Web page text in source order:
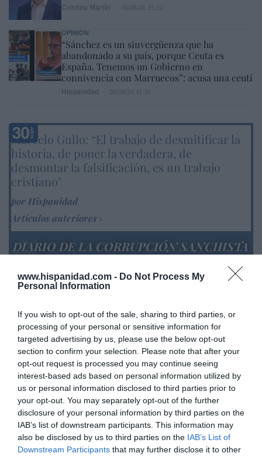
www.hispanidad.com - Do Not Process My
Personal Information
If you wish to opt-out of the sale, sharing to third parties, or
processing of your personal or sensitive information for
targeted advertising by us, please use the below opt-out
section to confirm your selection. Please note that after your
opt-out request is processed you may continue seeing
interest-based ads based on personal information utilized by
us or personal information disclosed to third parties prior to
your opt-out. You may separately opt-out of the further
disclosure of your personal information by third parties on the
IAB’s list of downstream participants. This information may
also be disclosed by us to third parties on the IAB’s List of
Downstream Participants that may further disclose it to other
OPINIÓN
“Sánchez es un sinvergüenza que ha
abandonado a su país, porque Ceuta es
España. Tenemos un Gobierno en
connivencia con Marruecos”: acusa una ceutí
Marcelo Gullo: “El trabajo de desmitificar la
historia, de poner la verdadera, de
desmontar la falsificación, es un trabajo
cristiano"
por Hispanidad
Artículos anteriores
DIARIO DE LA CORRUPCIÓN SANCHISTA
Diario de la corrupción sanchista. La
Audiencia Nacional prorroga seis meses la
ingente material incautado por la UCO
por Redacción
Artículos anteriores
Opinión
Enormes minucias
por Eulogio López